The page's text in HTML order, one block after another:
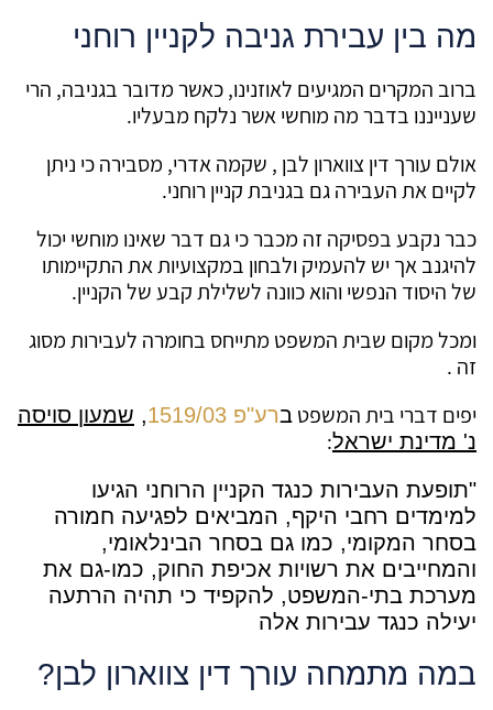
מה בין עבירת גניבה לקניין רוחני
ברוב המקרים המגיעים לאוזנינו, כאשר מדובר בגניבה, הרי
שענייננו בדבר מה מוחשי אשר נלקח מבעליו.
אולם עורך דין צווארון לבן , שקמה אדרי, מסבירה כי ניתן
לקיים את העבירה גם בגניבת קניין רוחני.
כבר נקבע בפסיקה זה מכבר כי גם דבר שאינו מוחשי יכול
להיגנב אך יש להעמיק ולבחון במקצועיות את התקיימותו
של היסוד הנפשי והוא כוונה לשלילת קבע של הקניין.
ומכל מקום שבית המשפט מתייחס בחומרה לעבירות מסוג
זה .
יפים דברי בית המשפט ברע"פ 1519/03 , שמעון סויסה
נ' מדינת ישראל:
"תופעת העבירות כנגד הקניין הרוחני הגיעו
למימדים רחבי היקף, המביאים לפגיעה חמורה
בסחר המקומי, כמו גם בסחר הבינלאומי,
והמחייבים את רשויות אכיפת החוק, כמו-גם את
מערכת בתי-המשפט, להקפיד כי תהיה הרתעה
יעילה כנגד עבירות אלה
במה מתמחה עורך דין צווארון לבן?